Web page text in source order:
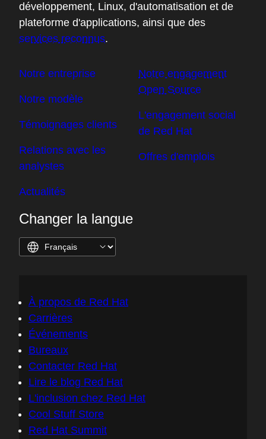
développement, Linux, d'automatisation et de
plateforme d'applications, ainsi que des
services reconnus.
Notre entreprise
Notre modèle
Témoignages clients
Relations avec les
analystes
Actualités
Notre engagement
Open Source
L'engagement social
de Red Hat
Offres d'emplois
Changer la langue
À propos de Red Hat
Carrières
Événements
Bureaux
Contacter Red Hat
Lire le blog Red Hat
L'inclusion chez Red Hat
Cool Stuff Store
Red Hat Summit